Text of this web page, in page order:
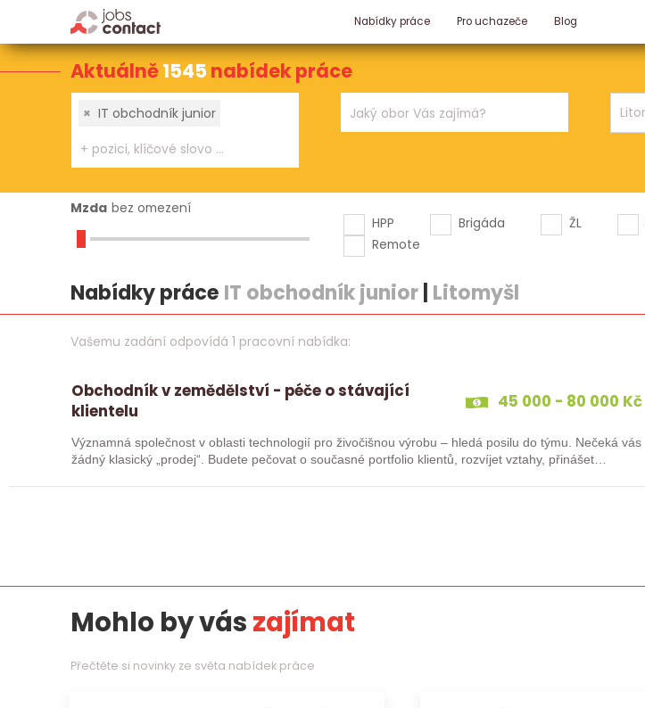
Nabídky práce Pro uchazeče Blog
Aktuálně1545 nabídek práce
× IT obchodník junior
Mzda bez omezení
HPP
Brigáda ŽL
Remote
Nabídky práce IT obchodník junior| Litomyšl
Vašemu zadání odpovídá 1 pracovní nabídka:
Obchodník v zemědělství - péče o stávající
klientelu
45 000 - 80 000 Kč
Významná společnost v oblasti technologií pro živočišnou výrobu – hledá posilu do týmu. Nečeká vás
žádný klasický „prodej“. Budete pečovat o současné portfolio klientů, rozvíjet vztahy, přinášet…
Mohlo by vászajímat
Přečtěte si novinky ze světa nabídek práce